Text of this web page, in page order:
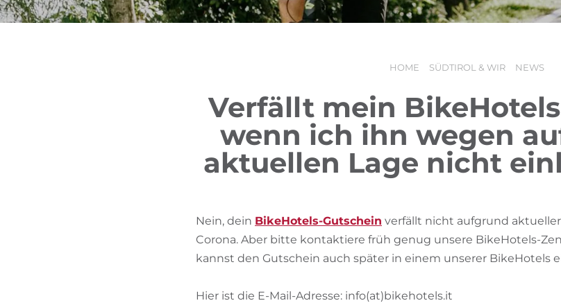
TOUREN & REVIERE
HOME SÜDTIROL & WIR NEWS
Verfällt mein
wenn ich ihn wegen
aktuellen Lage nicht
Nein, dein BikeHotels-Gutschein verfällt nicht aufgrund
Corona. Aber bitte kontaktiere früh genug unsere BikeHotels-
kannst den Gutschein auch später in einem unserer BikeHotels
Hier ist die E-Mail-Adresse: info(at)bikehotels.it